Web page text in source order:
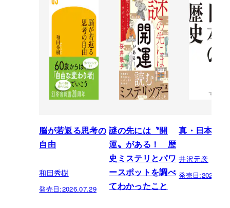
脳が若返る思考の
自由
和田秀樹
発売日:2026.07.29
謎の先には〝開
運〟がある！ 歴
史ミステリとパワ
ースポットを調べ
てわかったこと
真・日本の
井沢元彦
発売日: